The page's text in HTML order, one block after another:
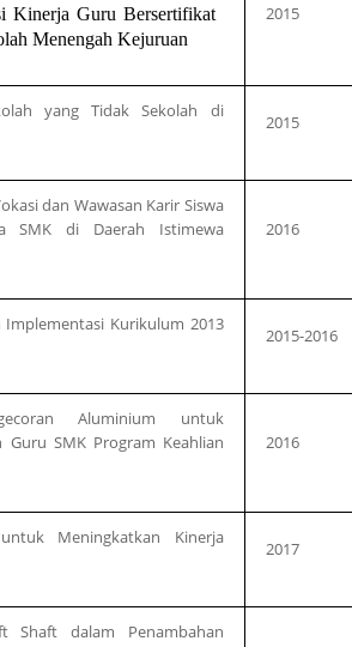
Kinerja Guru Bersertifikat
Menengah Kejuruan
2015
yang Tidak Sekolah di
2015
dan Wawasan Karir Siswa
SMK di Daerah Istimewa
2016
Implementasi Kurikulum 2013
2015-2016
Aluminium untuk
SMK Program Keahlian
2016
Meningkatkan Kinerja
2017
Shaft dalam Penambahan